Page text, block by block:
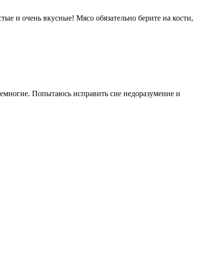
и очень вкусные! Мясо обязательно берите на кости,
Попытаюсь исправить сие недоразумение и